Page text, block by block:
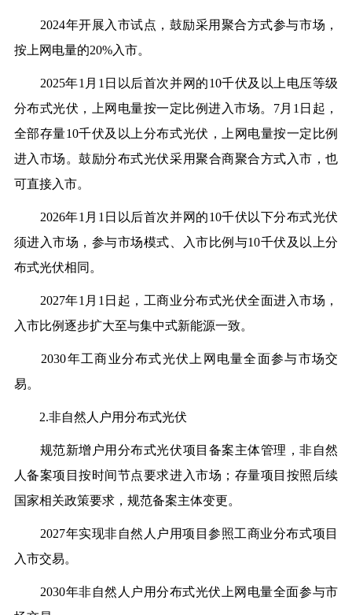
2024年开展入市试点，鼓励采用聚合方式参与市场，
按上网电量的20%入市。
2025年1月1日以后首次并网的10千伏及以上电压等级
分布式光伏，上网电量按一定比例进入市场。7月1日起，
全部存量10千伏及以上分布式光伏，上网电量按一定比例
进入市场。鼓励分布式光伏采用聚合商聚合方式入市，也
可直接入市。
2026年1月1日以后首次并网的10千伏以下分布式光伏
须进入市场，参与市场模式、入市比例与10千伏及以上分
布式光伏相同。
2027年1月1日起，工商业分布式光伏全面进入市场 ，
入市比例逐步扩大至与集中式新能源一致。
2030年工商业分布式光伏上网电量全面参与市场交
易。
2.非自然人户用分布式光伏
规范新增户用分布式光伏项目备案主体管理，非自然
人备案项目按时间节点要求进入市场；存量项目按照后续
国家相关政策要求，规范备案主体变更。
2027年实现非自然人户用项目参照工商业分布式项目
入市交易。
2030年非自然人户用分布式光伏上网电量全面参与市